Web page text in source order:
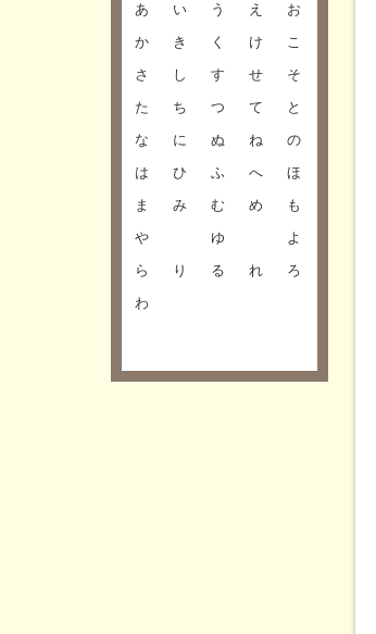
あ い う え
お
か
き く け
こ
さ
し す せ
そ
た
ち つ て
と
な
に ぬ ね
の
は
ひ ふ へ
ほ
ま
み む め
も
や
ゆ
よ
ら
り る れ
ろ
わ